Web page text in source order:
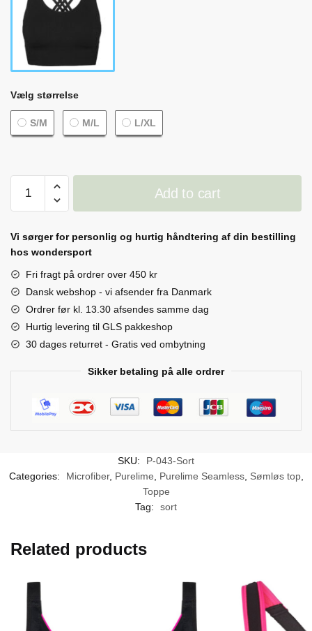
Vælg størrelse
S/M M/L L/XL
Top
quantity
Add to cart
Vi sørger for personlig og hurtig håndtering af din bestilling
hos wondersport
Fri fragt på ordrer over 450 kr
Dansk webshop - vi afsender fra Danmark
Ordrer før kl. 13.30 afsendes samme dag
Hurtig levering til GLS pakkeshop
30 dages returret - Gratis ved ombytning
Sikker betaling på alle ordrer
SKU:
P-043-Sort
Categories:
Microfiber, Purelime Purelime Seamless, Sømløs top,
Toppe
Tag:
sort
Related products